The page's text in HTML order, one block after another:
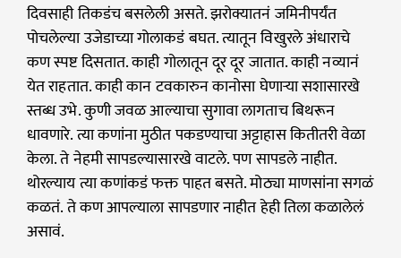
दिवसाही तिकडंच बसलेली असते. झरोक्यातनं जमिनीपर्यंत
पोचलेल्या उजेडाच्या गोलाकडं बघत. त्यातून विखुरले अंधाराचे
कण स्पष्ट दिसतात. काही गोलातून दूर दूर जातात. काही नव्यानं
येत राहतात. काही कान टवकारुन कानोसा घेणाऱ्या सशासारखे
स्तब्ध उभे. कुणी जवळ आल्याचा सुगावा लागताच बिथरून
धावणारे. त्या कणांना मुठीत पकडण्याचा अट्टाहास कितीतरी वेळा
केला. ते नेहमी सापडल्यासारखे वाटले. पण सापडले नाहीत.
थोरल्याय त्या कणांकडं फक्त पाहत बसते. मोठ्या माणसांना सगळं
कळतं. ते कण आपल्याला सापडणार नाहीत हेही तिला कळालेलं
असावं.